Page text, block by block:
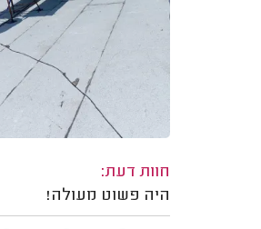
חוות דעת:
היה פשוט מעולה!